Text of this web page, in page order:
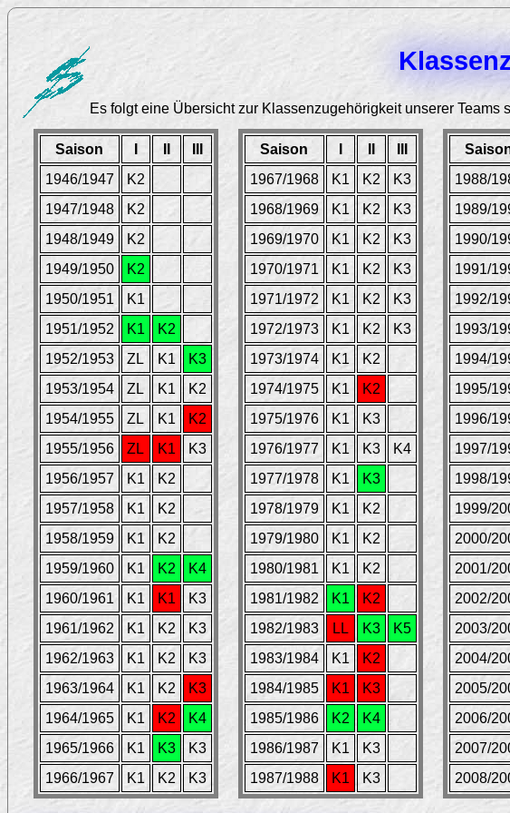
Es folgt eine Übersicht zur Klassenzugehörigkeit unserer Teams
Saison
1946/1947
K2
1947/1948
K2
1948/1949
K2
1949/1950
K2
1950/1951
K1
1951/1952
K1
K2
1952/1953
ZL K1
K3
1953/1954
ZL K1
K2
1954/1955
ZL K1
K2
1955/1956
ZL K1
K3
1956/1957
K1
K2
1957/1958
K1
K2
1958/1959
K1
K2
1959/1960
K1 K2
K4
1960/1961
K1 K1
K3
1961/1962
K1 K2
K3
1962/1963
K1 K2
K3
1963/1964
K1 K2
K3
1964/1965
K1 K2
K4
1965/1966
K1 K3
K3
1966/1967
K1 K2 K3
Saison
1967/1968
K1 K2
K3
1968/1969
K1 K2
K3
1969/1970
K1 K2
K3
1970/1971
K1 K2
K3
1971/1972
K1 K2
K3
1972/1973
K1 K2
K3
1973/1974
K1
K2
1974/1975
K1
K2
1975/1976
K1
K3
1976/1977
K1 K3
K4
1977/1978
K1
K3
1978/1979
K1
K2
1979/1980
K1
K2
1980/1981
K1
K2
1981/1982
K1
K2
1982/1983
LL K3
K5
1983/1984
K1
K2
1984/1985
K1
K3
1985/1986
K2
K4
1986/1987
K1
K3
1987/1988
K1 K3
1988/
1989/
1990/
1991/
1992/
1993/
1994/
1995/
1996/
1997/
1998/
1999/
2000/
2001/
2002/
2003/
2004/
2005/
2006/
2007/
2008/